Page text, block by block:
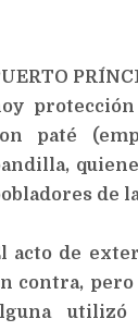
paté
de
acto de
contra,